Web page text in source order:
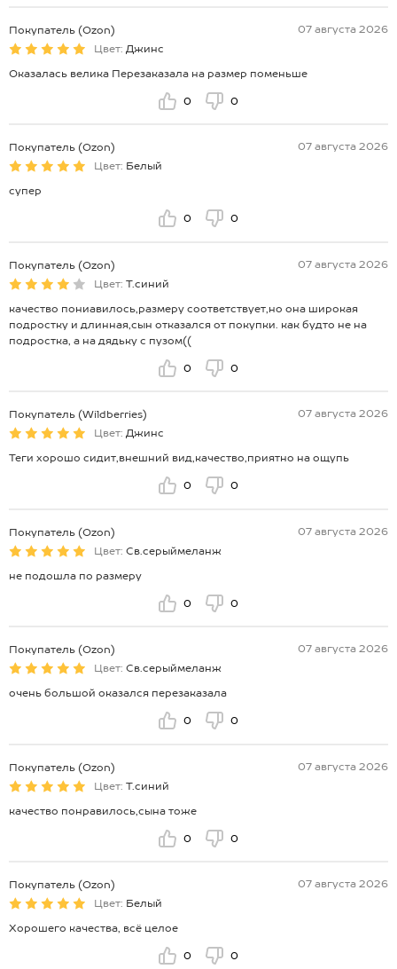
Покупатель (Ozon)
07 августа 2026
Цвет: Джинс
Оказалась велика Перезаказала на размер поменьше
0 0
Покупатель (Ozon)
07 августа 2026
Цвет: Белый
супер
0 0
Покупатель (Ozon)
07 августа 2026
Цвет: Т.синий
качество пониавилось,размеру соответствует,но она широкая
подростку и длинная,сын отказался от покупки. как будто не на
подростка, а на дядьку с пузом((
0 0
Покупатель (Wildberries)
07 августа 2026
Цвет: Джинс
Теги хорошо сидит,внешний вид,качество,приятно на ощупь
0 0
Покупатель (Ozon)
07 августа 2026
Цвет: Св.серыймеланж
не подошла по размеру
0 0
Покупатель (Ozon)
07 августа 2026
Цвет: Св.серыймеланж
очень большой оказался перезаказала
0 0
Покупатель (Ozon)
07 августа 2026
Цвет: Т.синий
качество понравилось,сына тоже
0 0
Покупатель (Ozon)
07 августа 2026
Цвет: Белый
Хорошего качества, всё целое
0 0